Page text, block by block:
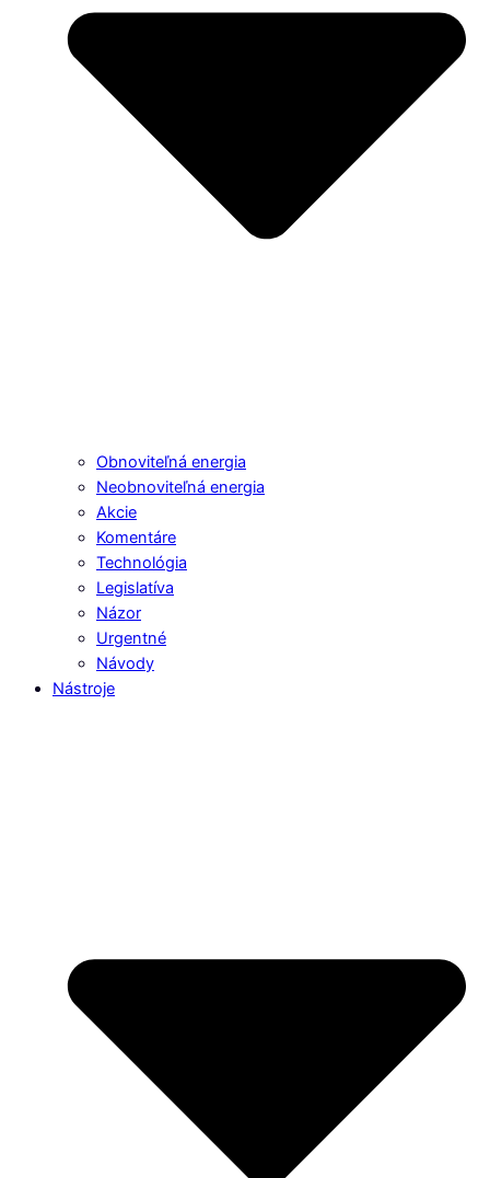
Obnoviteľná energia
Neobnoviteľná energia
Akcie
Komentáre
Technológia
Legislatíva
Názor
Urgentné
Návody
Nástroje